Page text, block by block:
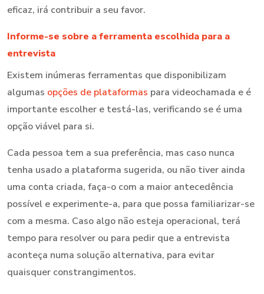
eficaz, irá contribuir a seu favor.
Informe-se sobre a ferramenta escolhida para a
entrevista
Existem inúmeras ferramentas que disponibilizam
algumas opções de plataformas para videochamada e é
importante escolher e testá-las, verificando se é uma
opção viável para si.
Cada pessoa tem a sua preferência, mas caso nunca
tenha usado a plataforma sugerida, ou não tiver ainda
uma conta criada, faça-o com a maior antecedência
possível e experimente-a, para que possa familiarizar-se
com a mesma. Caso algo não esteja operacional, terá
tempo para resolver ou para pedir que a entrevista
aconteça numa solução alternativa, para evitar
quaisquer constrangimentos.